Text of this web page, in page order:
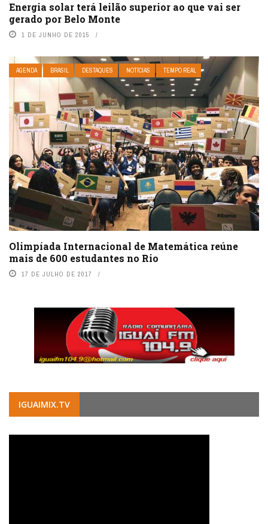
Energia solar terá leilão superior ao que vai ser
gerado por Belo Monte
1 DE JUNHO DE 2015
AGENDA BRASIL DESTAQUES NOTÍCIAS TEMPO REAL
Olimpíada Internacional de Matemática reúne
mais de 600 estudantes no Rio
17 DE JULHO DE 2017
IGUAIMIX.TV